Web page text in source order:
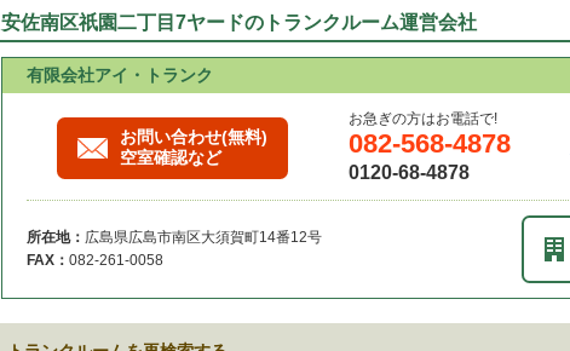
安佐南区祇園二丁目7ヤードのトランクルーム運営会社
有限会社アイ・トランク
お問い合わせ(無料)
空室確認など
お急ぎの方はお電話で!
082-568-4878
0120-68-4878
所在地： 広島県広島市南区大須賀町14番12号
FAX： 082-261-0058